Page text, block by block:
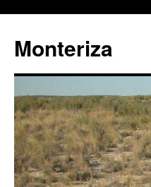
Monteriza